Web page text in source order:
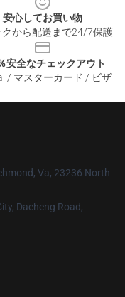
安心してお買い物
クから配送まで24/7保護
安全なチェックアウト
/ マスターカード / ビザ
Va, 23236 North
Dacheng Road,